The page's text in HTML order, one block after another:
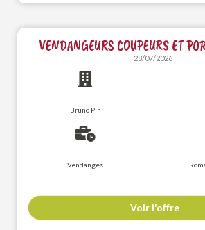
VENDANGEURS COUPEURS ET
28/07/2026
Bruno Pin
Vendanges
Voir l'offre